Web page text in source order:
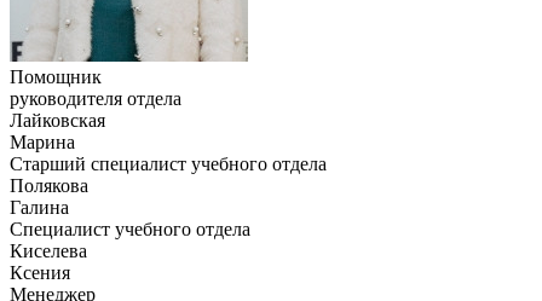
Помощник
руководителя отдела
Лайковская
Марина
Старший специалист учебного отдела
Полякова
Галина
Специалист учебного отдела
Киселева
Ксения
Менеджер